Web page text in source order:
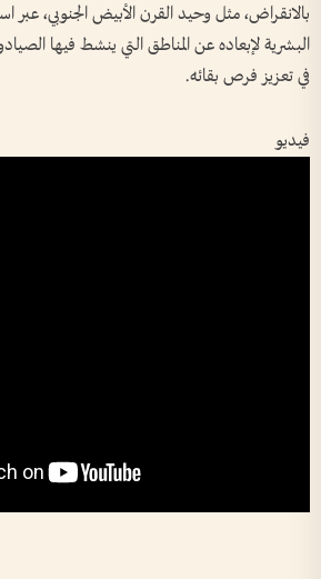
بالانقراض، مثل وحيد القرن الأبيض الجنوبي،
البشرية لإبعاده عن المناطق التي ينشط فيها
في تعزيز فرص بقائه.
فيديو